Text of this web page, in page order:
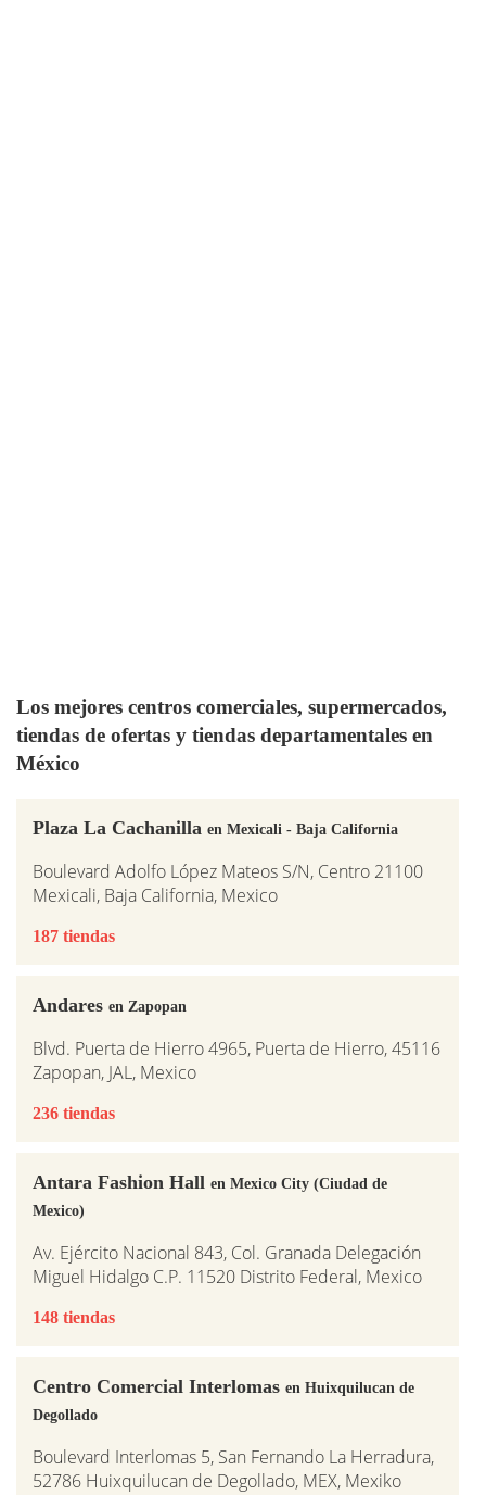
Los mejores centros comerciales, supermercados,
tiendas de ofertas y tiendas departamentales en
México
Plaza La Cachanilla en Mexicali - Baja California
Boulevard Adolfo López Mateos S/N, Centro 21100
Mexicali, Baja California, Mexico
187 tiendas
Andares en Zapopan
Blvd. Puerta de Hierro 4965, Puerta de Hierro, 45116
Zapopan, JAL, Mexico
236 tiendas
Antara Fashion Hall en Mexico City (Ciudad de
Mexico)
Av. Ejército Nacional 843, Col. Granada Delegación
Miguel Hidalgo C.P. 11520 Distrito Federal, Mexico
148 tiendas
Centro Comercial Interlomas en Huixquilucan de
Degollado
Boulevard Interlomas 5, San Fernando La Herradura,
52786 Huixquilucan de Degollado, MEX, Mexiko